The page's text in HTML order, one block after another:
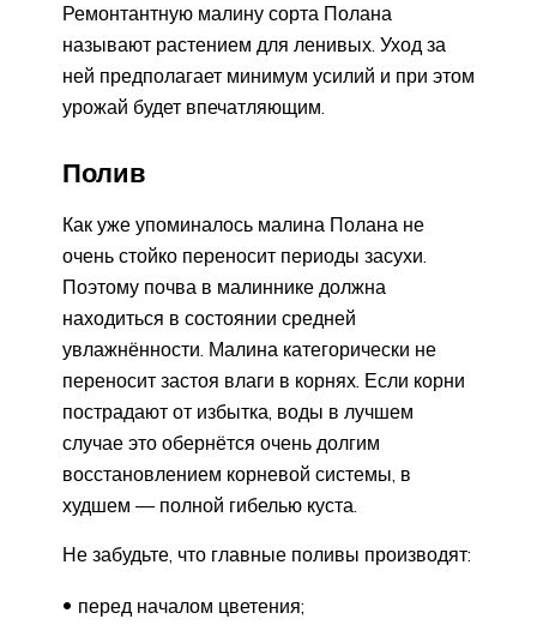
Ремонтантную малину сорта Полана
называют растением для ленивых. Уход за
ней предполагает минимум усилий и при этом
урожай будет впечатляющим.
Полив
Как уже упоминалось малина Полана не
очень стойко переносит периоды засухи.
Поэтому почва в малиннике должна
находиться в состоянии средней
увлажнённости. Малина категорически не
переносит застоя влаги в корнях. Если корни
пострадают от избытка, воды в лучшем
случае это обернётся очень долгим
восстановлением корневой системы, в
худшем — полной гибелью куста.
Не забудьте, что главные поливы производят:
перед началом цветения;